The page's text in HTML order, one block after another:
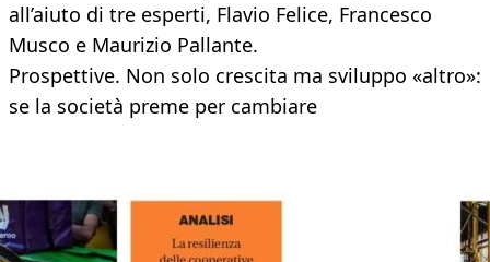
all’aiuto di tre esperti, Flavio Felice, Francesco
Musco e Maurizio Pallante.
Prospettive. Non solo crescita ma sviluppo «altro»:
se la società preme per cambiare